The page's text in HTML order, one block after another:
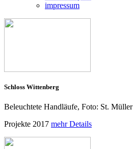
impressum
Schloss Wittenberg
Beleuchtete Handläufe, Foto: St. Müller
Projekte 2017 mehr Details